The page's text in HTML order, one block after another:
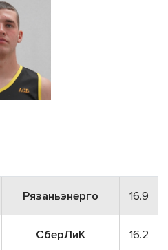
Рязаньэнерго 16.9
СберЛиК 16.2